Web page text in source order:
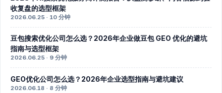
收复盘的选型框架
2026.06.25 · 10 分钟
豆包搜索优化公司怎么选？2026年企业做豆包 GEO 优化的避坑
指南与选型框架
2026.06.25 · 9 分钟
GEO优化公司怎么选？2026年企业选型指南与避坑建议
2026.06.18 · 8 分钟